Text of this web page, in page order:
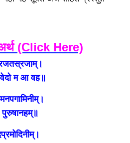
अर्थ (Click Here)
म आ वह॥
पुरुषानहम्॥